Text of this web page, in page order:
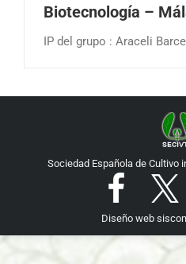
Biotecnología –
IP del grupo : Araceli
Sociedad Española de Cultivo
Diseño web